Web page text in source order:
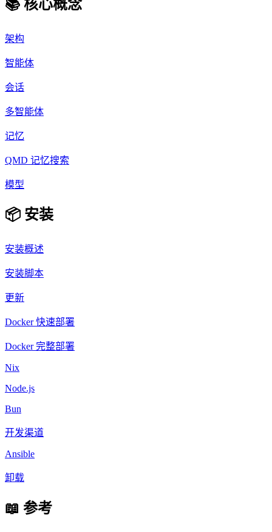
📚 核心概念
架构
智能体
会话
多智能体
记忆
QMD 记忆搜索
模型
📦 安装
安装概述
安装脚本
更新
Docker 快速部署
Docker 完整部署
Nix
Node.js
Bun
开发渠道
Ansible
卸载
📖 参考